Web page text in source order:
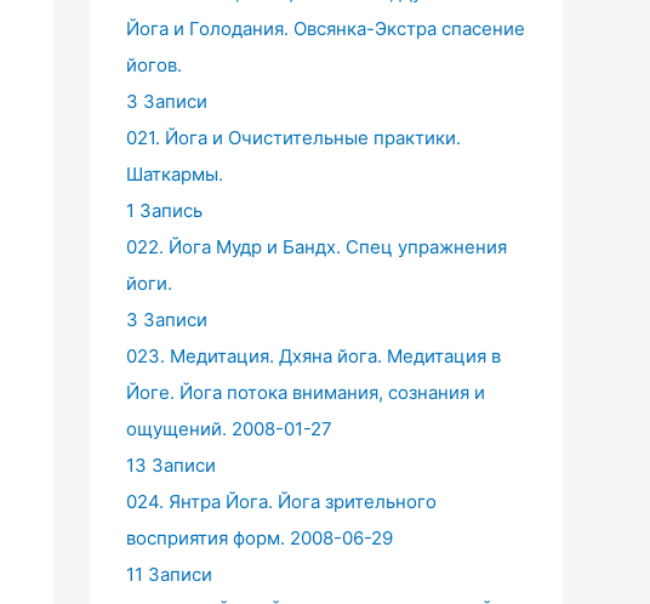
Йога и Голодания. Овсянка-Экстра спасение
йогов.
3 Записи
021. Йога и Очистительные практики.
Шаткармы.
1 Запись
022. Йога Мудр и Бандх. Спец упражнения
йоги.
3 Записи
023. Медитация. Дхяна йога. Медитация в
Йоге. Йога потока внимания, сознания и
ощущений. 2008-01-27
13 Записи
024. Янтра Йога. Йога зрительного
восприятия форм. 2008-06-29
11 Записи